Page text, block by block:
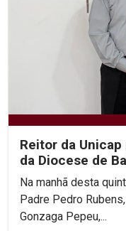
Reitor da
da Diocese de
Na manhã desta
Padre Pedro
Gonzaga Pepeu,...